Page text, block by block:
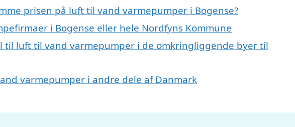
prisen på luft til vand varmepumper i Bogense?
i Bogense eller hele Nordfyns Kommune
til luft til vand varmepumper i de omkringliggende byer til
varmepumper i andre dele af Danmark